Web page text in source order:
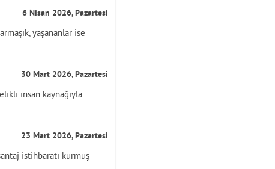
6 Nisan 2026, Pazartesi
yaşananlar ise
30 Mart 2026, Pazartesi
insan kaynağıyla
23 Mart 2026, Pazartesi
istihbaratı kurmuş